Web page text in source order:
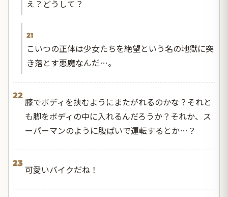
え？どうして？
21
こいつの正体は少女たちを絶望という名の地獄に突
き落とす悪魔なんだ…。
22
膝でボディを挟むようにまたがれるのかな？それと
も脚をボディの中に入れるんだろうか？それか、ス
ーパーマンのように腹ばいで運転するとか…？
23
可愛いバイクだね！